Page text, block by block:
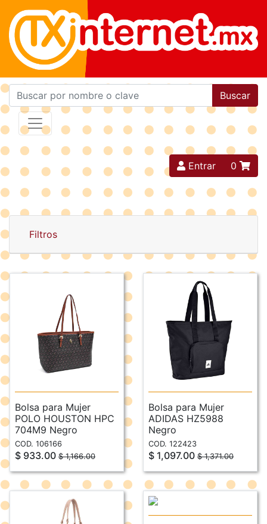
Buscar
Entrar 0
Filtros
Bolsa para Mujer
POLO HOUSTON HPC
704M9 Negro
COD. 106166
$ 933.00 $ 1,166.00
Bolsa para Mujer
ADIDAS HZ5988
Negro
COD. 122423
$ 1,097.00 $ 1,371.00